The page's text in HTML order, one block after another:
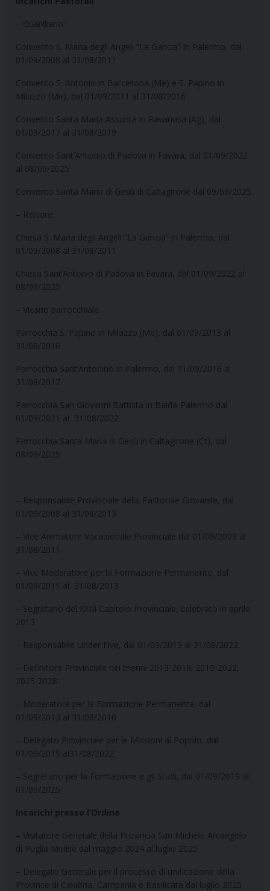
– Guardiano:
Convento S. Maria degli Angeli “La Gancia” in Palermo, dal
01/09/2008 al 31/08/2011
Convento S. Antonio in Barcellona (Me) e S. Papino in
Milazzo (Me), dal 01/09/2011 al 31/08/2016
Convento Santa Maria Assunta in Ravanusa (Ag), dal
01/09/2017 al 31/08/2019
Convento Sant’Antonio di Padova in Favara, dal 01/09/2022
al 08/09/2025
Convento Santa Maria di Gesù di Caltagirone dal 09/09/2025
– Rettore:
Chiesa S. Maria degli Angeli “La Gancia” in Palermo, dal
01/09/2008 al 31/08/2011
Chiesa Sant’Antonio di Padova in Favara, dal 01/09/2022 al
08/09/2025
– Vicario parrocchiale:
Parrocchia S. Papino in Milazzo (Me), dal 01/09/2013 al
31/08/2016
Parrocchia Sant’Antonino in Palermo, dal 01/09/2016 al
31/08/2017
Parrocchia San Giovanni Battista in Baida-Palermo dal
01/09/2021 al 31/08/2022
Parrocchia Santa Maria di Gesù in Caltagirone (Ct), dal
08/09/2025
– Responsabile Provinciale della Pastorale Giovanile, dal
01/09/2008 al 31/08/2013
– Vice Animatore Vocazionale Provinciale dal 01/09/2009 al
31/08/2011
– Vice Moderatore per la Formazione Permanente, dal
01/09/2011 al 31/08/2013
– Segretario del XXIII Capitolo Provinciale, celebrato in aprile
2013
– Responsabile Under Five, dal 01/09/2013 al 31/08/2022
– Definitore Provinciale nei trienni 2013-2016; 2019-2022;
2025-2028
– Moderatore per la Formazione Permanente, dal
01/09/2013 al 31/08/2016
– Delegato Provinciale per le Missioni al Popolo, dal
01/09/2019 al31/08/2022
– Segretario per la Formazione e gli Studi, dal 01/09/2019 al
01/09/2025
Incarichi presso l’Ordine
– Visitatore Generale della Provincia San Michele Arcangelo
di Puglia Molise dal maggio 2024 al luglio 2025
– Delegato Generale per il processo di unificazione della
Province di Calabria, Campania e Basilicata dal luglio 2025